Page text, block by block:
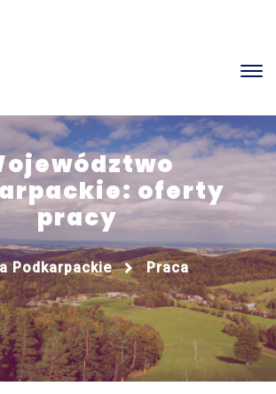
oferty
pracy
Podkarpackie Praca